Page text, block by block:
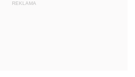
REKLAMA